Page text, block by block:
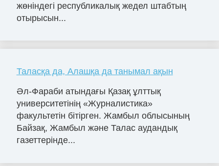
жөніндегі республикалық жедел штабтың
отырысын...
Таласқа да, Алашқа да танымал ақын
Әл-Фараби атындағы Қазақ ұлттық
университетінің «Журналистика»
факультетін бітірген. Жамбыл облысының
Байзақ, Жамбыл және Талас аудандық
газеттерінде...